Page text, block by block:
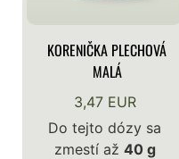
KORENIČKA PLECHOVÁ
MALÁ
3,47 EUR
Do tejto dózy sa
zmestí až 40 g